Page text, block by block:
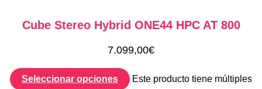
Cube Stereo Hybrid ONE44 HPC AT 800
7.099,00€
Seleccionar opciones
Este producto tiene múltiples